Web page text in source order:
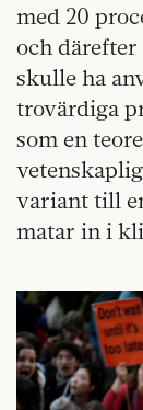
med 20
och därefter
skulle ha
trovärdiga
som en
variant till
matar in i